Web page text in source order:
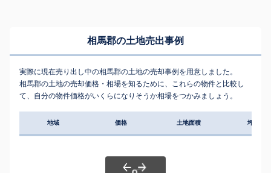
相馬郡の土地売出事例
実際に現在売り出し中の相馬郡の土地の売却事例を用意しました。
相馬郡の土地の売却価格・相場を知るために、これらの物件と比較し
て、自分の物件価格がいくらになりそうか相場をつかみましょう。
地域 価格 土地面積 坪単価